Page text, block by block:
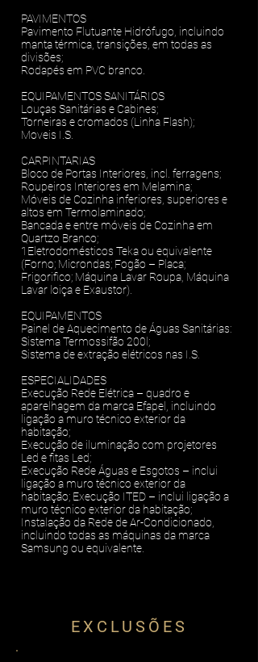
PAVIMENTOS
Pavimento Flutuante Hidrófugo, incluindo
manta térmica, transições, em todas as
divisões;
Rodapés em PVC branco.
EQUIPAMENTOS SANITÁRIOS
Louças Sanitárias e Cabines;
Torneiras e cromados (Linha Flash);
Moveis I.S.
CARPINTARIAS
Bloco de Portas Interiores, incl. ferragens;
Roupeiros Interiores em Melamina;
Móveis de Cozinha inferiores, superiores e
altos em Termolaminado;
Bancada e entre móveis de Cozinha em
Quartzo Branco;
1Eletrodomésticos Teka ou equivalente
(Forno; Microndas; Fogão – Placa;
Frigorifico; Máquina Lavar Roupa, Máquina
Lavar loiça e Exaustor).
EQUIPAMENTOS
Painel de Aquecimento de Águas Sanitárias:
Sistema Termossifão 200l;
Sistema de extração elétricos nas I.S.
ESPECIALIDADES
Execução Rede Elétrica – quadro e
aparelhagem da marca Efapel, incluindo
ligação a muro técnico exterior da
habitação;
Execução de iluminação com projetores
Led e fitas Led;
Execução Rede Águas e Esgotos – inclui
ligação a muro técnico exterior da
habitação; Execução ITED – inclui ligação a
muro técnico exterior da habitação;
Instalação da Rede de Ar-Condicionado,
incluindo todas as máquinas da marca
Samsung ou equivalente.
EXCLUSÕES